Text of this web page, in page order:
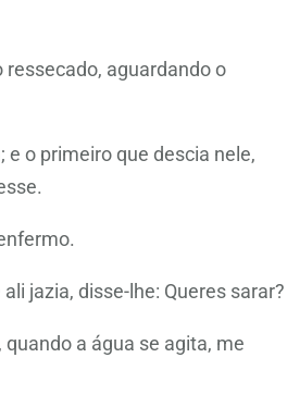
aguardando o
o primeiro que descia nele,
jazia, disse-lhe: Queres sarar?
a água se agita, me